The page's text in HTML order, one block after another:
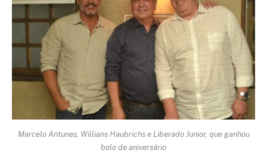
Marcelo Antunes, Willians Haubrichs e Liberado Junior, que ganhou
bolo de aniversário